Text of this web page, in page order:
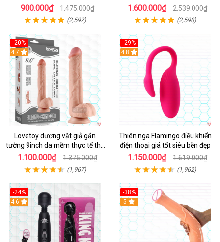
900.000₫ 1.475.000₫
(2,592)
điều khiển từ xa
1.600.000₫ 2.539.000₫
(2,590)
-20%
Hot
4.7
Lovetoy dương vật giả gắn
tường 9inch da mềm thực tế thú
vị
1.100.000₫ 1.375.000₫
(1,967)
-29%
Hot
4.8
Thiên nga Flamingo điều khiển
điện thoại giá tốt siêu bền đẹp
1.150.000₫ 1.619.000₫
(1,962)
-24%
4.6
-38%
Hot
5